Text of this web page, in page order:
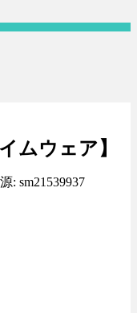
ムウェア】
: sm21539937